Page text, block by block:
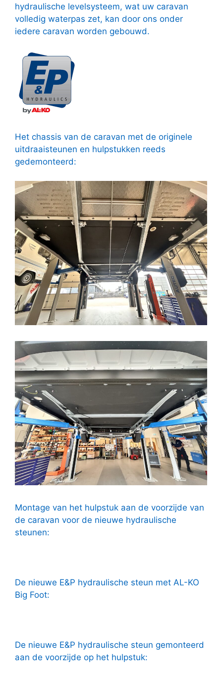
hydraulische levelsysteem, wat uw caravan
volledig waterpas zet, kan door ons onder
iedere caravan worden gebouwd.
Het chassis van de caravan met de originele
uitdraaisteunen en hulpstukken reeds
gedemonteerd:
Montage van het hulpstuk aan de voorzijde van
de caravan voor de nieuwe hydraulische
steunen:
De nieuwe E&P hydraulische steun met AL-KO
Big Foot:
De nieuwe E&P hydraulische steun gemonteerd
aan de voorzijde op het hulpstuk: